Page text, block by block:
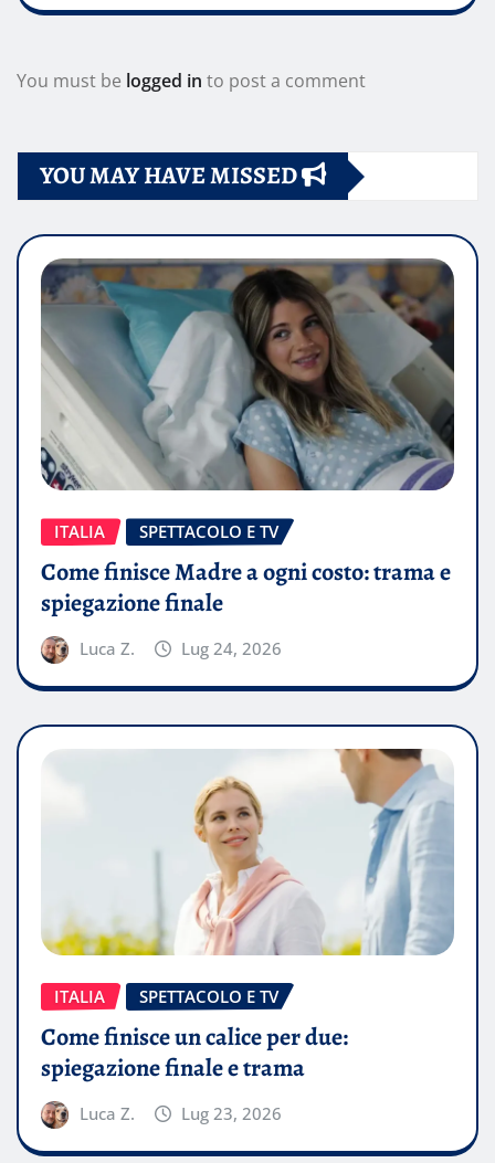
You must be logged in to post a comment
YOU MAY HAVE MISSED
ITALIA SPETTACOLO E TV
Come finisce Madre a ogni costo: trama e
spiegazione finale
Luca Z. Lug 24, 2026
ITALIA SPETTACOLO E TV
Come finisce un calice per due:
spiegazione finale e trama
Luca Z. Lug 23, 2026